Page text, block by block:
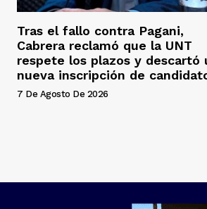
Tras el fallo contra Pagani,
Cabrera reclamó que la UNT
respete los plazos y descartó
nueva inscripción de
7 De Agosto De 2026